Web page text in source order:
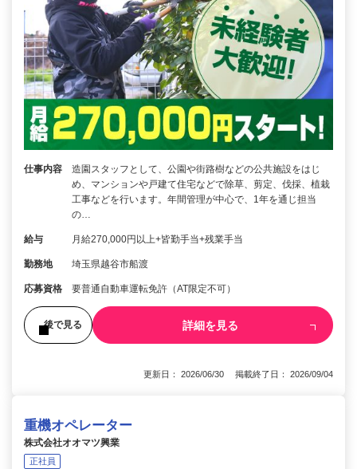
仕事内容
造園スタッフとして、公園や街路樹などの公共施設をはじ
め、マンションや戸建て住宅などで除草、剪定、伐採、植栽
工事などを行います。年間管理が中心で、1年を通じ担当
の…
給与 月給270,000円以上+皆勤手当+残業手当
勤務地 埼玉県越谷市船渡
応募資格 要普通自動車運転免許（AT限定不可）
後で見る 詳細を見る
更新日： 2026/06/30 掲載終了日： 2026/09/04
重機オペレーター
株式会社オオマツ興業
正社員